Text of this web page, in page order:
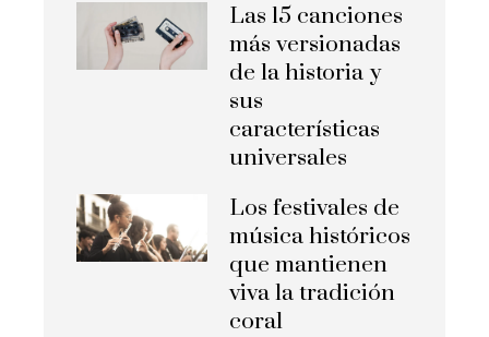
Las 15 canciones
más versionadas
de la historia y
sus
características
universales
Los festivales de
música históricos
que mantienen
viva la tradición
coral